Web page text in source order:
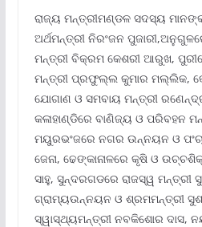
ରାଜ୍ୟ ମନ୍ତ୍ରୀମଣ୍ଡଳ ସଦସ୍ୟ
ଅର୍ଥମନ୍ତ୍ରୀ ନିରଂଜନ
ମନ୍ତ୍ରୀ ବିକ୍ରମ କେଶରୀ ଆରୁଖ,
ମନ୍ତ୍ରୀ ପ୍ରଫୁଲ୍ଲ କୁମାର ମଲ୍ଲିକ,
ଯୋଗାଣ ଓ ସମବାୟ ମନ୍ତ୍ରୀ
କଳାହାଣ୍ଡିରେ ବାଣିଜ୍ୟ ଓ ପରିବହନ
ମୟୁରଭଂଜରେ ନଗର ଉନ୍ନୟନ ଓ
ଜେନା, ଢେଙ୍କାନାଳରେ କୃଷି ଓ
ସାହୁ, ସୁନ୍ଦରଗଡରେ ରାଜସ୍ୱ ମନ୍ତ୍ରୀ
ଗ୍ରାମ୍ୟଉନ୍ନୟନ ଓ ଶ୍ରମମନ୍ତ୍ରୀ
ସ୍ୱାସ୍ଥ୍ୟମନ୍ତ୍ରୀ ନବକିଶୋର ଦାସ,